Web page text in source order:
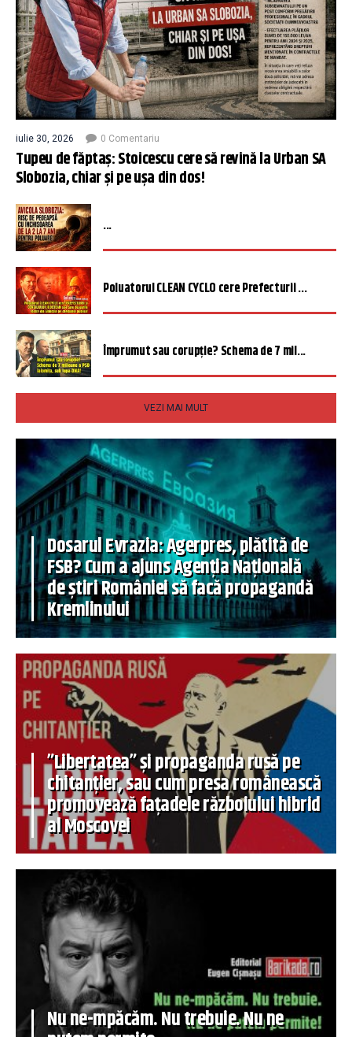
iulie 30, 2026 0 Comentariu
Tupeu de făptaș: Stoicescu cere să revină la Urban SA
Slobozia, chiar și pe ușa din dos!
...
Poluatorul CLEAN CYCLO cere Prefecturii ...
Împrumut sau corupție? Schema de 7 mil...
VEZI MAI MULT
Dosarul Evrazia: Agerpres, plătită de
FSB? Cum a ajuns Agenția Națională
de știri României să facă propagandă
Kremlinului
”Libertatea” și propaganda rusă pe
chitanțier, sau cum presa românească
promovează fațadele războiului hibrid
al Moscovei
Nu ne-mpăcăm. Nu trebuie. Nu ne